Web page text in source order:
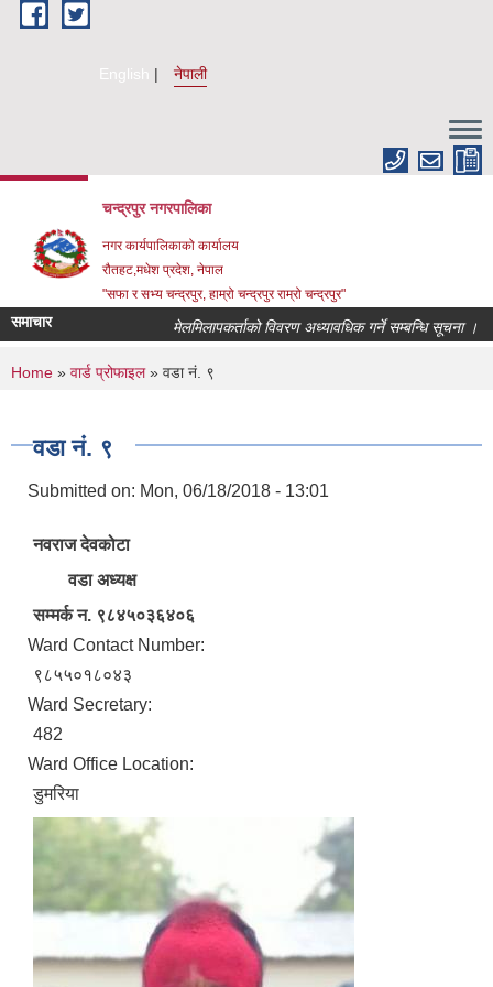
Skip to main content
English नेपाली
चन्द्रपुर नगरपालिका
नगर कार्यपालिकाको कार्यालय
रौतहट,मधेश प्रदेश, नेपाल
"सफा र सभ्य चन्द्रपुर, हाम्रो चन्द्रपुर राम्रो चन्द्रपुर"
समाचार मेलमिलापकर्ताको विवरण अध्यावधिक गर्ने सम्बन्धि सूचना ।
You are here
Home » वार्ड प्रोफाइल» वडा नं. ९
वडा नं. ९
Submitted on: Mon, 06/18/2018 - 13:01
नवराज देवकोटा
वडा अध्यक्ष
सम्मर्क न. ९८४५०३६४०६
Ward Contact Number:
९८५५०१८०४३
Ward Secretary:
482
Ward Office Location:
डुमरिया